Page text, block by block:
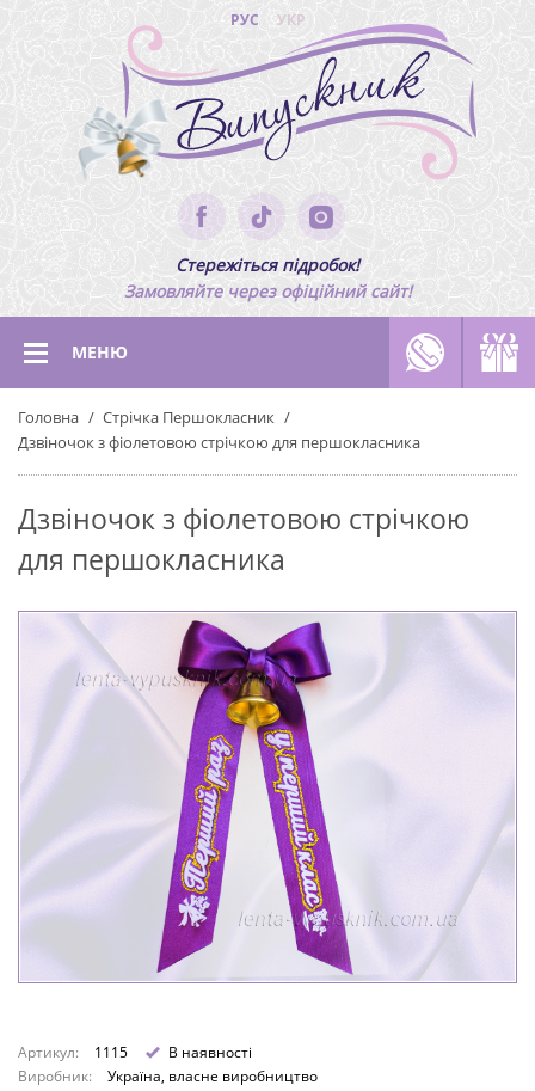
РУС УКР
Стережіться підробок!
Замовляйте через офіційний сайт!
МЕНЮ
Головна
Стрічка Першокласник
Дзвіночок з фіолетовою стрічкою для першокласника
Дзвіночок з фіолетовою стрічкою
для першокласника
Артикул: 1115
В наявності
Виробник:
Україна, власне виробництво